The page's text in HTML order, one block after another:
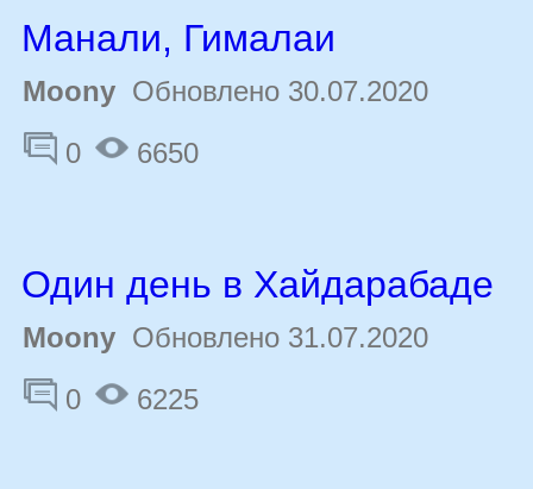
Манали, Гималаи
Moony Обновлено 30.07.2020
0
6650
Один день в Хайдарабаде
Moony Обновлено 31.07.2020
0
6225